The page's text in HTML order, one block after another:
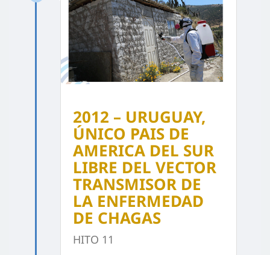
2012 – URUGUAY,
ÚNICO PAIS DE
AMERICA DEL SUR
LIBRE DEL VECTOR
TRANSMISOR DE
LA ENFERMEDAD
DE CHAGAS
HITO 11